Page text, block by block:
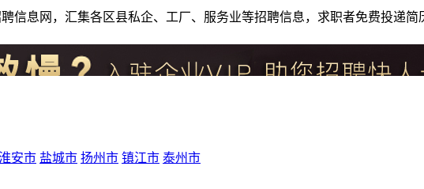
信息网，汇集各区县私企、工厂、服务业等招聘信息，求职者免费投递
安市 盐城市 扬州市 镇江市 泰州市